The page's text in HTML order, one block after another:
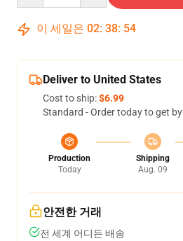
이 세일은 02: 38: 54
Deliver to United States
Cost to ship:$6.99
Standard - Order today to get by
Production
Today
Shipping
Aug. 09
안전한 거래
전 세계 어디든 배송